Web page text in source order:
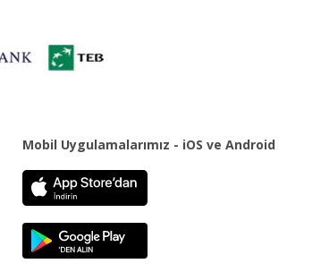
Mobil Uygulamalarımız - iOS ve Android